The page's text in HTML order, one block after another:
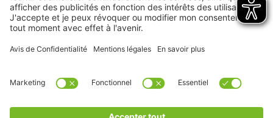
Service
Panier
Liste de souhaits
www.schueco.com
Nos